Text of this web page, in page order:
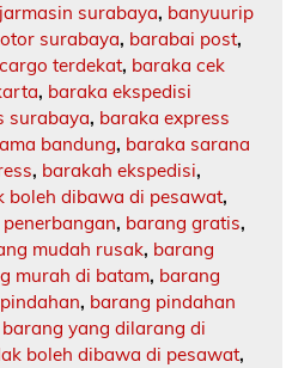
surabaya, banyuurip
surabaya, barabai post,
terdekat, baraka cek
, baraka ekspedisi
surabaya, baraka express
bandung, baraka sarana
, barakah ekspedisi,
boleh dibawa di pesawat,
, barang gratis,
mudah rusak, barang
murah di batam, barang
, barang pindahan
barang yang dilarang di
boleh dibawa di pesawat,